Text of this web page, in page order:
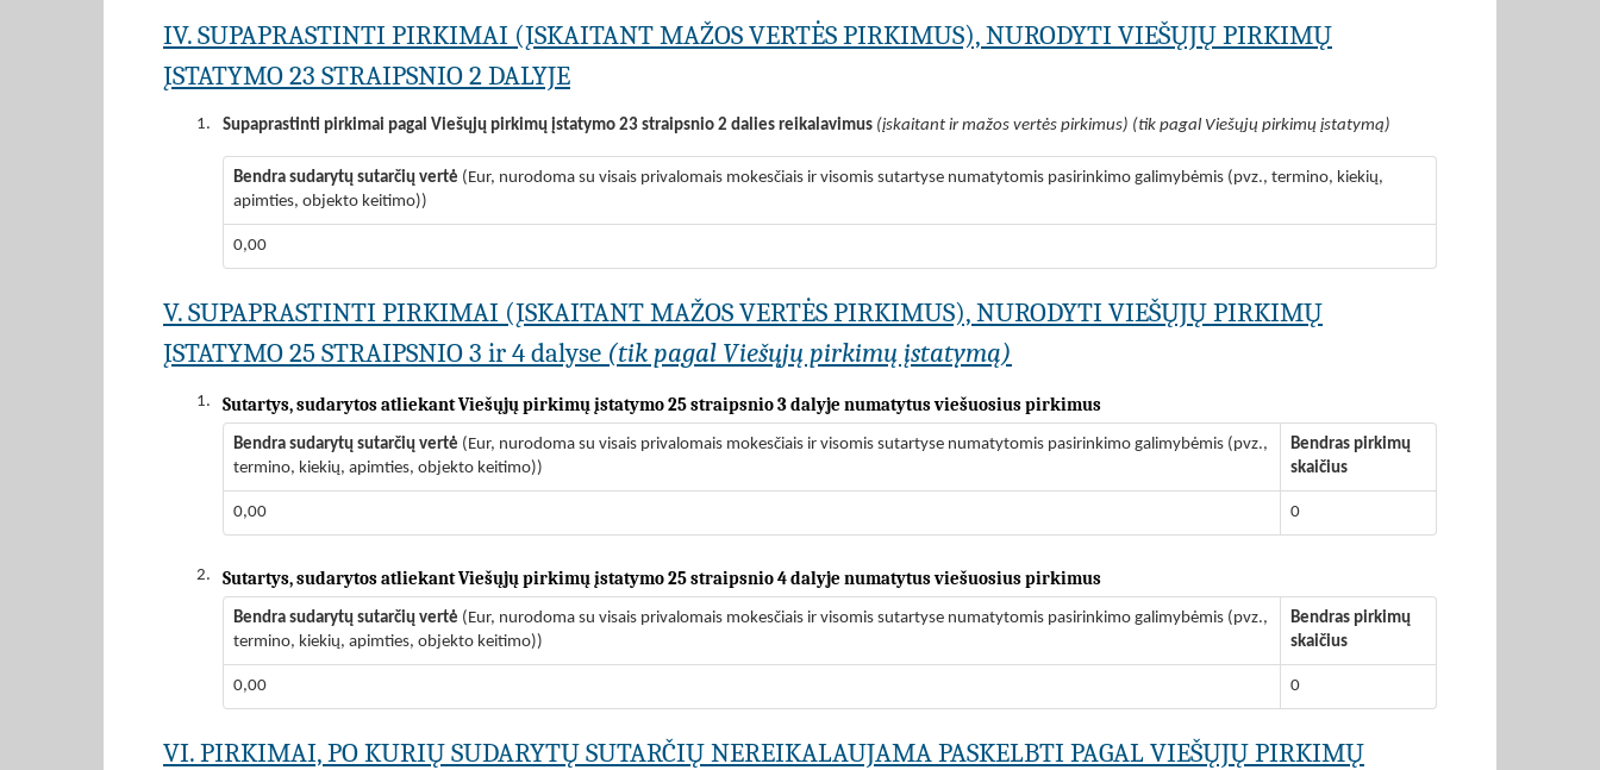
IV. SUPAPRASTINTI PIRKIMAI (ĮSKAITANT MAŽOS VERTĖS PIRKIMUS), NURODYTI VIEŠŲJŲ PIRKIMŲ
ĮSTATYMO 23 STRAIPSNIO 2 DALYJE
1. Supaprastinti pirkimai pagal Viešųjų pirkimų įstatymo 23 straipsnio 2 dalies reikalavimus (įskaitant ir mažos vertės pirkimus) (tik pagal Viešųjų pirkimų įstatymą)
Bendra sudarytų sutarčių vertė (Eur, nurodoma su visais privalomais mokesčiais ir visomis sutartyse numatytomis pasirinkimo galimybėmis (pvz., termino, kiekių,
apimties, objekto keitimo))
0,00
V. SUPAPRASTINTI PIRKIMAI (ĮSKAITANT MAŽOS VERTĖS PIRKIMUS), NURODYTI VIEŠŲJŲ PIRKIMŲ
ĮSTATYMO 25 STRAIPSNIO 3 ir 4 dalyse (tik pagal Viešųjų pirkimų įstatymą)
1. Sutartys, sudarytos atliekant Viešųjų pirkimų įstatymo 25 straipsnio 3 dalyje numatytus viešuosius pirkimus
Bendra sudarytų sutarčių vertė (Eur, nurodoma su visais privalomais mokesčiais ir visomis sutartyse numatytomis pasirinkimo galimybėmis (pvz.,
termino, kiekių, apimties, objekto keitimo))
Bendras pirkimų
skaičius
0,00 0
2. Sutartys, sudarytos atliekant Viešųjų pirkimų įstatymo 25 straipsnio 4 dalyje numatytus viešuosius pirkimus
Bendra sudarytų sutarčių vertė (Eur, nurodoma su visais privalomais mokesčiais ir visomis sutartyse numatytomis pasirinkimo galimybėmis (pvz.,
termino, kiekių, apimties, objekto keitimo))
Bendras pirkimų
skaičius
0,00 0
VI. PIRKIMAI, PO KURIŲ SUDARYTŲ SUTARČIŲ NEREIKALAUJAMA PASKELBTI PAGAL VIEŠŲJŲ PIRKIMŲ